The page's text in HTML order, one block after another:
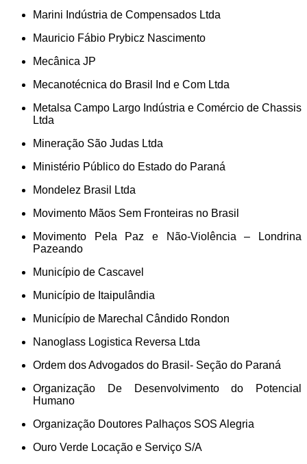
Marini Indústria de Compensados Ltda
Mauricio Fábio Prybicz Nascimento
Mecânica JP
Mecanotécnica do Brasil Ind e Com Ltda
Metalsa Campo Largo Indústria e Comércio de Chassis
Ltda
Mineração São Judas Ltda
Ministério Público do Estado do Paraná
Mondelez Brasil Ltda
Movimento Mãos Sem Fronteiras no Brasil
Movimento Pela Paz e Não-Violência – Londrina
Pazeando
Município de Cascavel
Município de Itaipulândia
Município de Marechal Cândido Rondon
Nanoglass Logistica Reversa Ltda
Ordem dos Advogados do Brasil- Seção do Paraná
Organização De Desenvolvimento do Potencial
Humano
Organização Doutores Palhaços SOS Alegria
Ouro Verde Locação e Serviço S/A